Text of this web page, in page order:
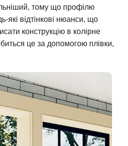
тому що профілю
які відтінкові нюанси, що
конструкцію в колірне
це за допомогою плівки,